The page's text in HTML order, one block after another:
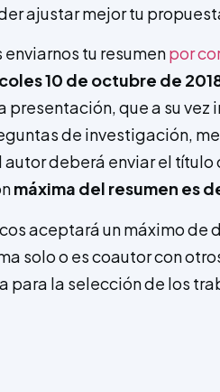
ajustar mejor tu
tu resumenpor
10 de octubre de
que a su vez
de investigación,
deberá enviar el
máxima del resumen es
aceptará un máximo de
solo o es coautor con
para la selección de los